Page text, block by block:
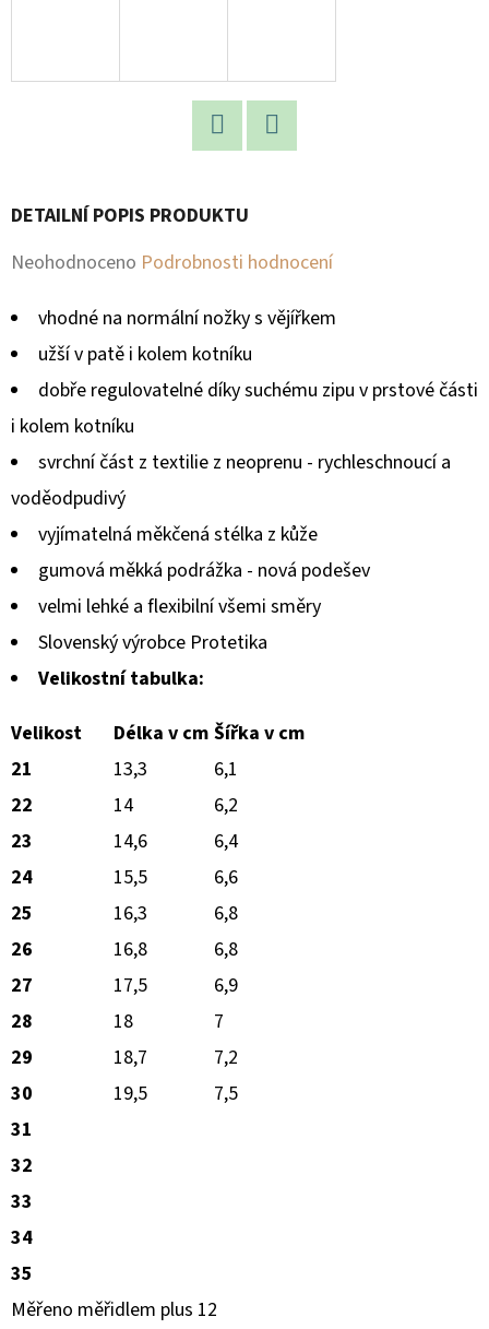
DETAILNÍ POPIS PRODUKTU
Průměrné
produktu
z
hvězdiček.
Neohodnoceno Podrobnosti hodnocení
vhodné na normální nožky s vějířkem
užší v patě i kolem kotníku
dobře regulovatelné díky suchému zipu v prstové části
i kolem kotníku
svrchní část z textilie z neoprenu - rychleschnoucí a
voděodpudivý
vyjímatelná měkčená stélka z kůže
gumová měkká podrážka - nová podešev
velmi lehké a flexibilní všemi směry
Slovenský výrobce Protetika
Velikostní tabulka:
Velikost
Délka v cm Šířka v cm
21
13,3
6,1
22
14
6,2
23
14,6
6,4
24
15,5
6,6
25
16,3
6,8
26
16,8
6,8
27
17,5
6,9
28
18
7
29
18,7
7,2
30
19,5
7,5
31
32
33
34
35
Měřeno měřidlem plus 12
O
U
Č
U
E
M